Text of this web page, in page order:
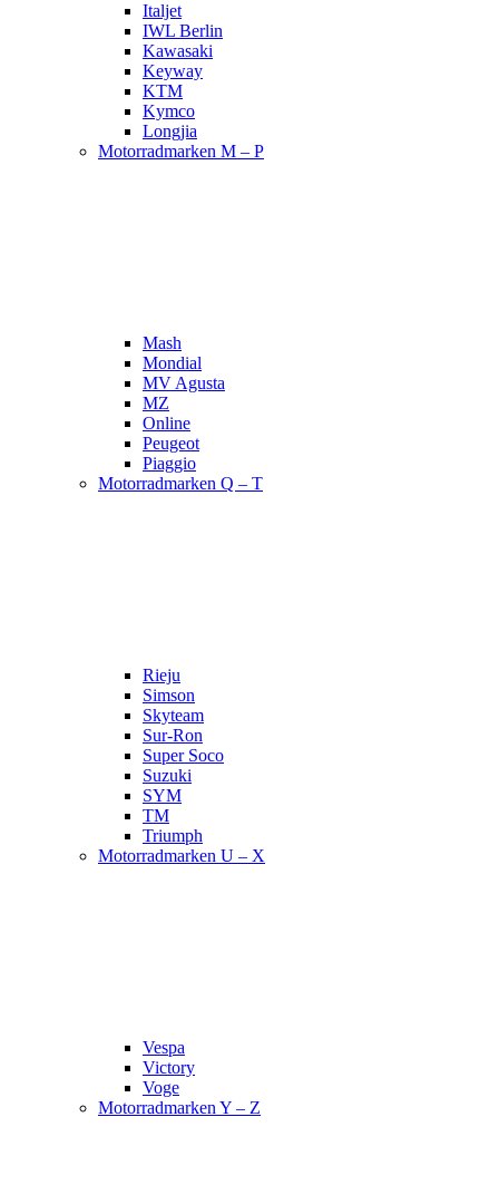
Italjet
IWL Berlin
Kawasaki
Keyway
KTM
Kymco
Longjia
Motorradmarken M – P
Mash
Mondial
MV Agusta
MZ
Online
Peugeot
Piaggio
Motorradmarken Q – T
Rieju
Simson
Skyteam
Sur-Ron
Super Soco
Suzuki
SYM
TM
Triumph
Motorradmarken U – X
Vespa
Victory
Voge
Motorradmarken Y – Z